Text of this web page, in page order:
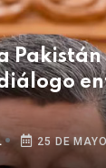
Pakistán
25 DE